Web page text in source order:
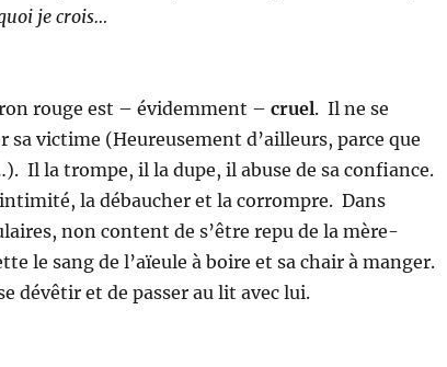
je crois…
rouge est – évidemment – cruel. Il ne se
sa victime (Heureusement d’ailleurs, parce que
Il la trompe, il la dupe, il abuse de sa confiance.
la débaucher et la corrompre. Dans
non content de s’être repu de la mère-
le sang de l’aïeule à boire et sa chair à manger.
dévêtir et de passer au lit avec lui.